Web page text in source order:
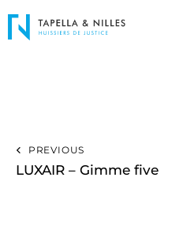
PREVIOUS
LUXAIR – Gimme five